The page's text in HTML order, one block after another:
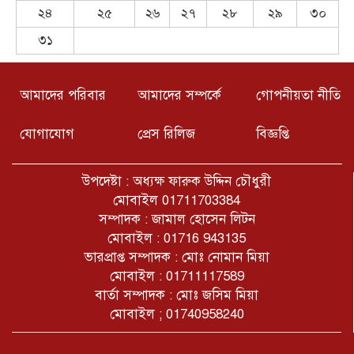
উদ্বোধন
চুনারুঘাটে ‘জুলাই গণঅভ্যুত্থান
অনুষ্ঠিত
চুনারুঘাটে যৌথ অভিযানে ১১টি ডাকাতির
অভিযুক্ত রিংকু রায় পলাতক।
কক্সবাজারে বনকর্মীদের ওপর সংঘবদ্ধ
হামলা, রেঞ্জ কর্মকর্তাসহ ৫ জন আহত
চুনারুঘাটে জালনোট প্রতিরোধে
জনসচেতনতামূলক কর্মশালা অনুষ্ঠিত
২৪
২৫ ২৬ ২৭ ২৮ ২৯
৩০
৩১
আমাদের পরিবার আমাদের সম্পর্কে গোপনীয়তা নীতি
যোগাযোগ প্রেস রিলিজ বিজ্ঞপ্তি
উপদেষ্টা : অধ্যক্ষ ফারুক উদ্দিন চৌধুরী
মোবাইল 01711703384
সম্পাদক : জামাল হোসেন লিটন
মোবাইল : 01716 943135
ভারপ্রাপ্ত সম্পাদক : মোঃ নোমান মিয়া
মোবাইল : 01711117589
বার্তা সম্পাদক : মোঃ জসিম মিয়া
মোবাইল ; 01740958240